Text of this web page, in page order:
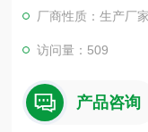
厂商性质：生产厂家
访问量：509
产品咨询